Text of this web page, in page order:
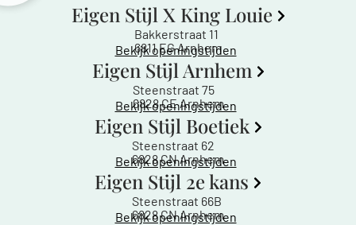
Eigen Stijl X King Louie
Bakkerstraat 11
6811 EG Arnhem
Bekijk openingstijden
Eigen Stijl Arnhem
Steenstraat 75
6828 CE Arnhem
Bekijk openingstijden
Eigen Stijl Boetiek
Steenstraat 62
6828 CN Arnhem
Bekijk openingstijden
Eigen Stijl 2e kans
Steenstraat 66B
6828 CN Arnhem
Bekijk openingstijden